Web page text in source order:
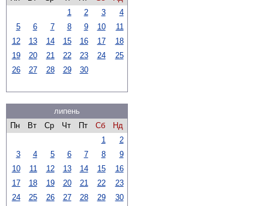
1
2 3
4
5
6 7 8 9 10
11
12
13 14 15 16 17
18
19
20 21 22 23 24
25
26
27 28 29 30
липень
Пн
Вт Ср Чт Пт Сб
Нд
1
2
3
4 5 6 7 8
9
10
11 12 13 14 15
16
17
18 19 20 21 22
23
24
25 26 27 28 29
30